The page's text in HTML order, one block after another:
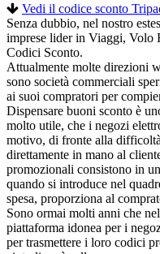
Vedi il codice sconto
Senza dubbio, nel nostro
imprese lider in Viaggi, Volo
Codici Sconto.
Attualmente molte direzioni
sono società commerciali
ai suoi compratori per
Dispensare buoni sconto è
molto utile, che i negozi
motivo, di fronte alla
direttamente in mano al
promozionali consistono in
quando si introduce nel
spesa, proporziona al
Sono ormai molti anni che
piattaforma idonea per i
per trasmettere i loro codici